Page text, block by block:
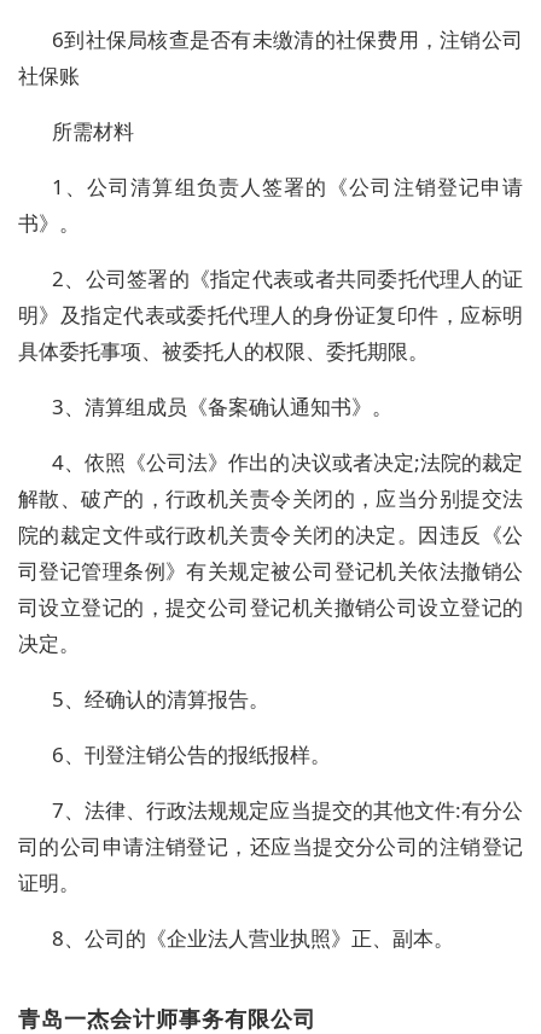
6到社保局核查是否有未缴清的社保费用，注销公司
社保账
所需材料
1、公司清算组负责人签署的《公司注销登记申请
书》。
2、公司签署的《指定代表或者共同委托代理人的证
明》及指定代表或委托代理人的身份证复印件，应标明
具体委托事项、被委托人的权限、委托期限。
3、清算组成员《备案确认通知书》。
4、依照《公司法》作出的决议或者决定;法院的裁定
解散、破产的，行政机关责令关闭的，应当分别提交法
院的裁定文件或行政机关责令关闭的决定。因违反《公
司登记管理条例》有关规定被公司登记机关依法撤销公
司设立登记的，提交公司登记机关撤销公司设立登记的
决定。
5、经确认的清算报告。
6、刊登注销公告的报纸报样。
7、法律、行政法规规定应当提交的其他文件:有分公
司的公司申请注销登记，还应当提交分公司的注销登记
证明。
8、公司的《企业法人营业执照》正、副本。
青岛一杰会计师事务有限公司